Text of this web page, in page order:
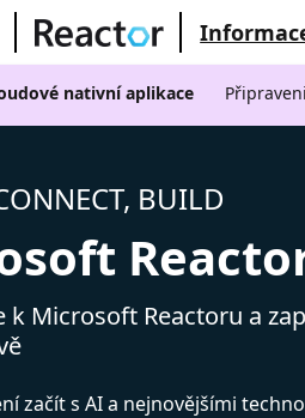
nativní aplikace
BUILD
k Microsoft Reactoru a
začít s AI a nejnovějšími